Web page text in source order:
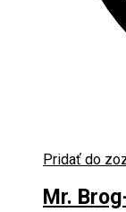
Pridať do
Mr.